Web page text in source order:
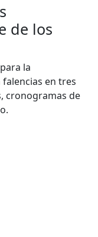
de los
la
en tres
cronogramas de